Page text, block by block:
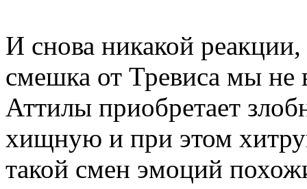
И снова никакой
смешка от Тревиса мы
Аттилы приобретает
хищную и при этом
такой смен эмоций